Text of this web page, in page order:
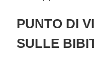
PUNTO DI
SULLE